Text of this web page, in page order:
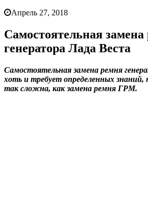
Апрель 27, 2018
Самостоятельная
генератора Лада Веста
Самостоятельная замена ремня
хоть и требует определенных знаний,
так сложна, как замена ремня ГРМ.